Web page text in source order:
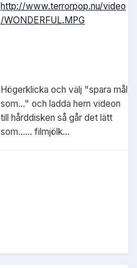
http://www.terrorpop.nu/video
/WONDERFUL.MPG
Högerklicka och välj "spara mål
som..." och ladda hem videon
till hårddisken så går det lätt
som...... filmjölk...